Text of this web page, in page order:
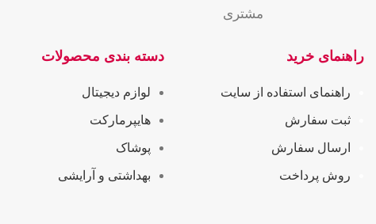
مشتری
دسته بندی محصولات
لوازم دیجیتال
هایپرمارکت
پوشاک
بهداشتی و آرایشی
راهنمای خرید
راهنمای استفاده از سایت
ثبت سفارش
ارسال سفارش
روش پرداخت